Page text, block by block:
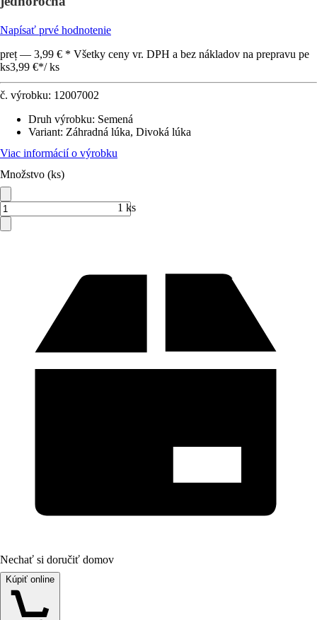
Napísať prvé hodnotenie
preț — 3,99 € * Všetky ceny vr. DPH a bez nákladov na prepravu pe
ks3,99 €*/ ks
č. výrobku: 12007002
Druh výrobku: Semená
Variant: Záhradná lúka, Divoká lúka
Viac informácií o výrobku
Množstvo (ks)
1 ks
Nechať si doručiť domov
Kúpiť online